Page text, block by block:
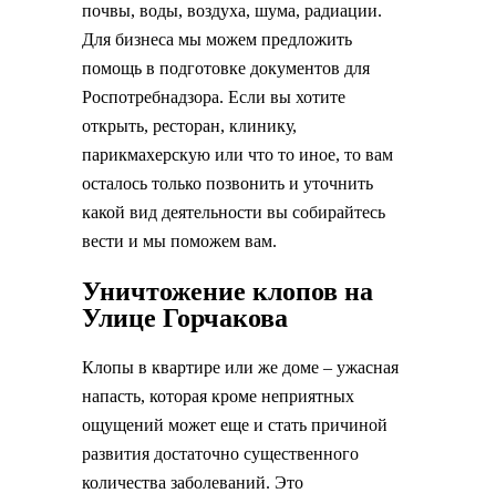
почвы, воды, воздуха, шума, радиации.
Для бизнеса мы можем предложить
помощь в подготовке документов для
Роспотребнадзора. Если вы хотите
открыть, ресторан, клинику,
парикмахерскую или что то иное, то вам
осталось только позвонить и уточнить
какой вид деятельности вы собирайтесь
вести и мы поможем вам.
Уничтожение клопов на
Улице Горчакова
Клопы в квартире или же доме – ужасная
напасть, которая кроме неприятных
ощущений может еще и стать причиной
развития достаточно существенного
количества заболеваний. Это